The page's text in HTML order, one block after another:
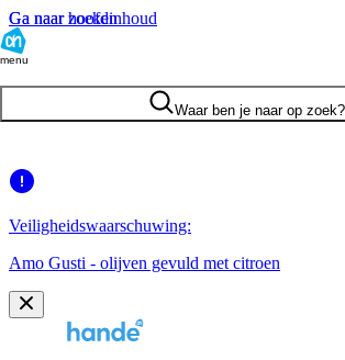
Ga naar hoofdinhoud
Ga naar zoeken
menu
Waar ben je naar op zoek?
Veiligheidswaarschuwing:
Amo Gusti - olijven gevuld met citroen